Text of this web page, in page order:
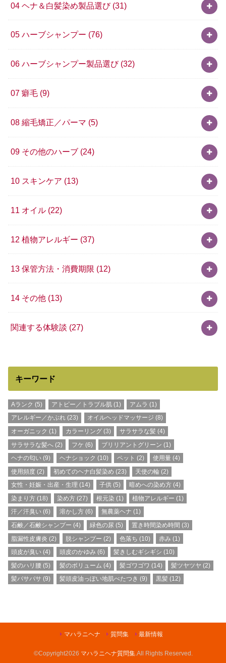
04 ヘナ＆白髪染め製品選び (31)
05 ハーブシャンプー (76)
06 ハーブシャンプー製品選び (32)
07 癖毛 (9)
08 縮毛矯正／パーマ (5)
09 その他のハーブ (24)
10 スキンケア (13)
11 オイル (22)
12 植物アレルギー (37)
13 保管方法・消費期限 (12)
14 その他 (13)
関連する体験談 (27)
キーワード
Aランク (5) アトピー／トラブル肌(1) アムラ (1)
アレルギー／かぶれ (23) オイルヘッドマッサージ (8)
オーガニック (1) カラーリング(3) サラサラな髪(4)
サラサラな髪へ (2) フケ (6) ブリリアントグリーン (1)
ヘナの匂い (9) ヘナショック (10) ペット (2) 使用量 (4)
使用頻度 (2) 初めてのヘナ白髪染め (23) 天使の輪 (2)
女性・妊娠・出産・生理 (14) 子供(5) 暗めへの染め方(4)
染まり方 (18) 染め方(27) 根元染 (1) 植物アレルギー (1)
汗／汗臭い (6) 溶かし方(6) 無農薬ヘナ (1)
石鹸／石鹸シャンプー (4) 緑色の尿 (5) 置き時間染め時間 (3)
脂漏性皮膚炎 (2) 脱シャンプー (2) 色落ち (10) 赤み (1)
頭皮が臭い (4) 頭皮のかゆみ (6) 髪きしむギシギシ (10)
髪のハリ腰 (5) 髪のボリューム (4) 髪ゴワゴワ (14) 髪ツヤツヤ (2)
髪バサバサ (9) 髪頭皮油っぽい地肌べたつき (9) 黒髪(12)
マハラニヘナ 質問集 最新情報
©Copyright2026 マハラニヘナ質問集.All Rights Reserved.